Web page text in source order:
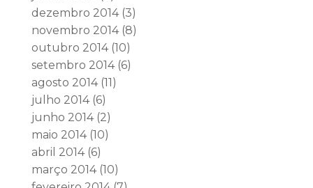
dezembro 2014(3)
novembro 2014(8)
outubro 2014(10)
setembro 2014(6)
agosto 2014(11)
julho 2014(6)
junho 2014(2)
maio 2014(10)
abril 2014(6)
março 2014(10)